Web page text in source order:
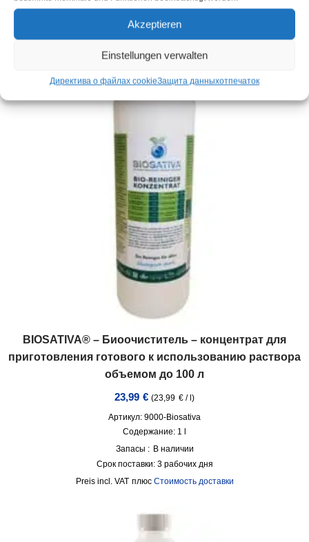
Akzeptieren
Einstellungen verwalten
Директива о файлах cookieЗащита данныхотпечаток
incl. VAT плюсСтоимость доставки
BIOSATIVA® – Биоочиститель – концентрат для
приготовления готового к использованию раствора
объемом до 100 л
23,99 € (23,99 € /l)
Артикул: 9000-Biosativa
Содержание: 1
Запасы : В наличии
Срок поставки: 3 рабочих дня
incl. VAT плюс Стоимость доставки